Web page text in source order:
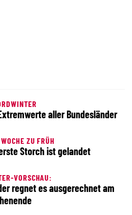
aller Bundesländer
ZU FRÜH
Storch ist gelandet
VORSCHAU:
regnet es ausgerechnet am